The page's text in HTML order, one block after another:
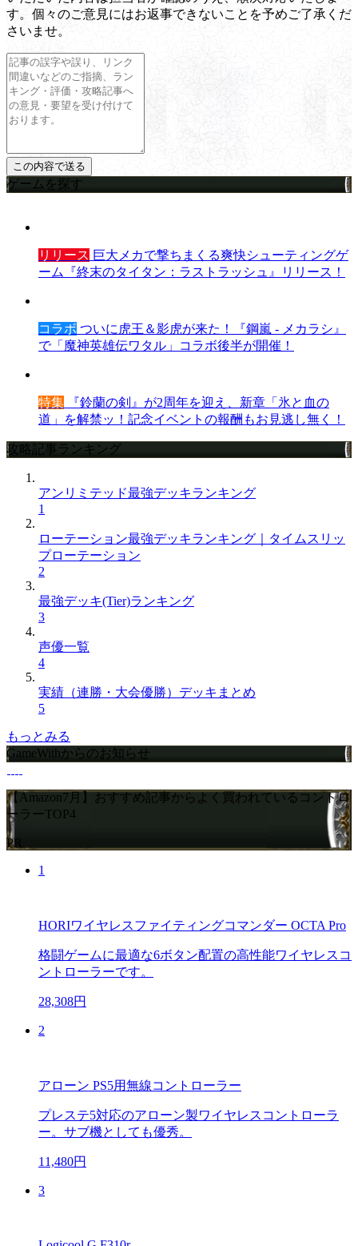
す。個々のご意見にはお返事できないことを予めご了承くだ
さいませ。
ゲームを探す
リリース 巨大メカで撃ちまくる爽快シューティングゲ
ーム『終末のタイタン：ラストラッシュ』リリース！
コラボ ついに虎王＆影虎が来た！『鋼嵐 - メカラシ』
で「魔神英雄伝ワタル」コラボ後半が開催！
特集 『鈴蘭の剣』が2周年を迎え、新章「氷と血の
道」を解禁ッ！記念イベントの報酬もお見逃し無く！
攻略記事ランキング
アンリミテッド最強デッキランキング
1
ローテーション最強デッキランキング｜タイムスリッ
プローテーション
2
最強デッキ(Tier)ランキング
3
声優一覧
4
実績（連勝・大会優勝）デッキまとめ
5
もっとみる
GameWithからのお知らせ
【Amazon7月】おすすめ記事からよく買われているコントロ
ーラーTOP4
PR
1
HORIワイヤレスファイティングコマンダー OCTA Pro
格闘ゲームに最適な6ボタン配置の高性能ワイヤレスコ
ントローラーです。
28,308円
2
アローン PS5用無線コントローラー
プレステ5対応のアローン製ワイヤレスコントローラ
ー。サブ機としても優秀。
11,480円
3